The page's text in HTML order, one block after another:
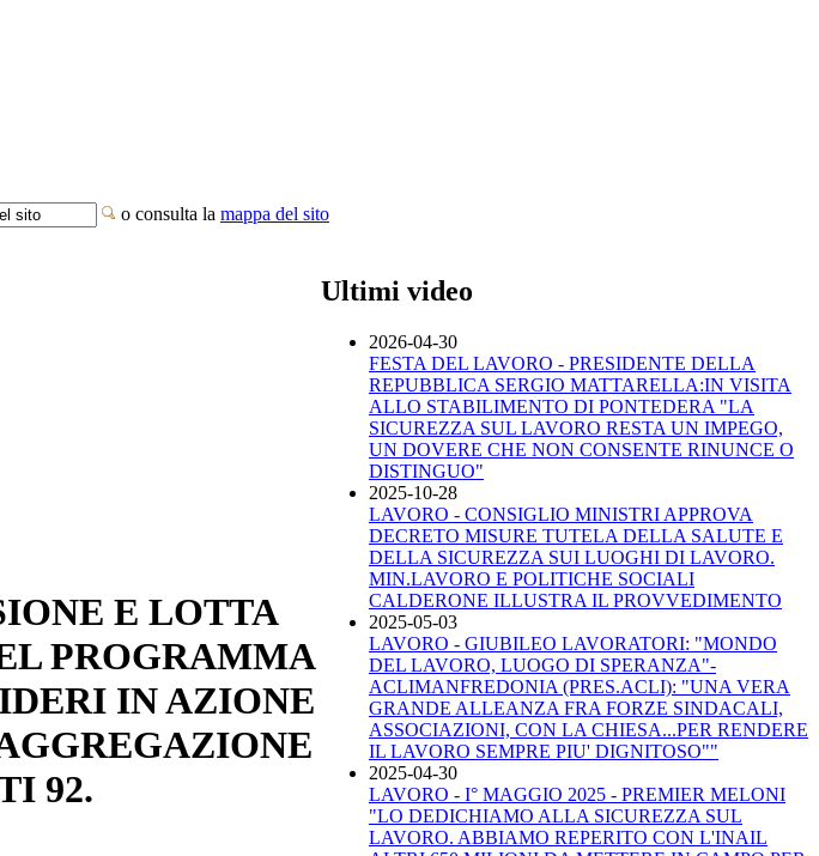
o consulta la mappa del sito
E LOTTA
PROGRAMMA
IN AZIONE
92.
Ultimi video
2026-04-30
FESTA DEL LAVORO - PRESIDENTE DELLA
REPUBBLICA SERGIO MATTARELLA:IN VISITA
ALLO STABILIMENTO DI PONTEDERA "LA
SICUREZZA SUL LAVORO RESTA UN IMPEGO,
UN DOVERE CHE NON CONSENTE RINUNCE O
DISTINGUO"
2025-10-28
LAVORO - CONSIGLIO MINISTRI APPROVA
DECRETO MISURE TUTELA DELLA SALUTE E
DELLA SICUREZZA SUI LUOGHI DI LAVORO.
MIN.LAVORO E POLITICHE SOCIALI
CALDERONE ILLUSTRA IL PROVVEDIMENTO
2025-05-03
LAVORO - GIUBILEO LAVORATORI: "MONDO
DEL LAVORO, LUOGO DI SPERANZA"-
ACLIMANFREDONIA (PRES.ACLI): "UNA VERA
GRANDE ALLEANZA FRA FORZE SINDACALI,
ASSOCIAZIONI, CON LA CHIESA...PER RENDERE
IL LAVORO SEMPRE PIU' DIGNITOSO""
2025-04-30
LAVORO - I° MAGGIO 2025 - PREMIER MELONI
"LO DEDICHIAMO ALLA SICUREZZA SUL
LAVORO. ABBIAMO REPERITO CON L'INAIL